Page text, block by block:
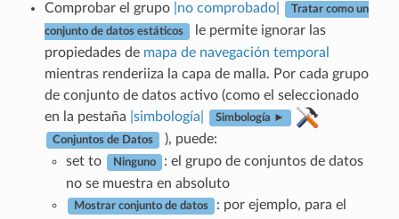
Comprobar el grupo |no comprobado| Tratar como un
conjunto de datos estáticos
le permite ignorar las
propiedades de mapa de navegación temporal
mientras renderiiza la capa de malla. Por cada grupo
de conjunto de datos activo (como el seleccionado
en la pestaña |simbología| Simbología ►
Conjuntos de Datos
), puede:
set to
Ninguno
: el grupo de conjuntos de datos
no se muestra en absoluto
Mostrar conjunto de datos
: por ejemplo, para el